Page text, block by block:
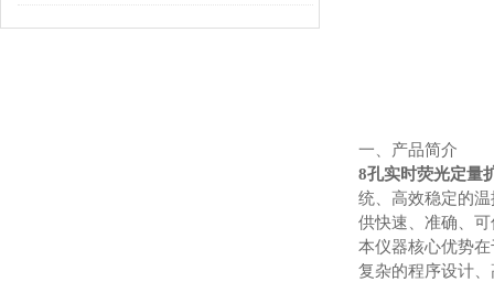
一、产品简介
8孔实时荧光定量
统、高效稳定的
供快速、准确、
本仪器核心优势
复杂的程序设计